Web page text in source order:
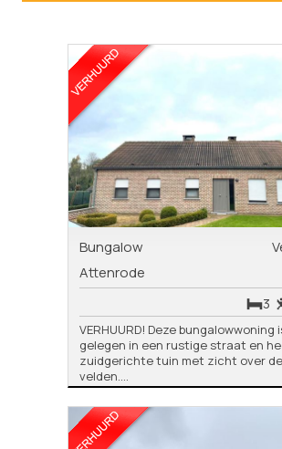
Bungalow
Attenrode
3
VERHUURD! Deze bungalowwoning
gelegen in een rustige straat en
zuidgerichte tuin met zicht over de
velden....